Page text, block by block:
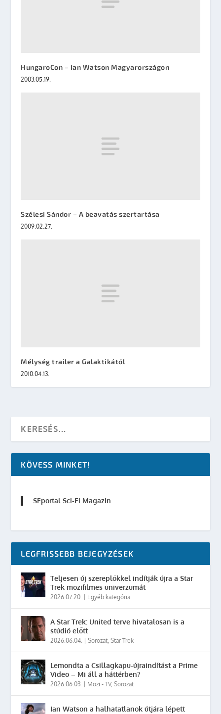
HungaroCon – Ian Watson Magyarországon
2003.05.19.
Szélesi Sándor – A beavatás szertartása
2009.02.27.
Mélység trailer a Galaktikától
2010.04.13.
KÖVESS MINKET!
SFportal Sci-Fi Magazin
LEGFRISSEBB BEJEGYZÉSEK
Teljesen új szereplőkkel indítják újra a Star
Trek mozifilmes univerzumát
2026.07.20. Egyéb kategória
A Star Trek: United terve hivatalosan is a
stúdió előtt
2026.06.04. |Sorozat,Star Trek
Lemondta a Csillagkapu-újraindítást a Prime
Video – Mi áll a háttérben?
2026.06.03. Mozi - TV,Sorozat
Ian Watson a halhatatlanok útjára lépett